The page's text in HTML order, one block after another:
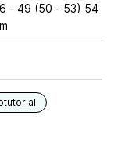
- 49 (50 - 53) 54